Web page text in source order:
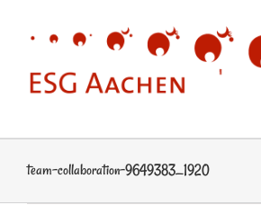
springen
team-collaboration-9649383_1920